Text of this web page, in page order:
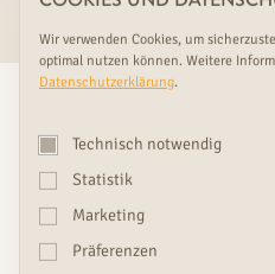
CHAURAUM
Wir verwenden Cookies, um
optimal nutzen können. Weitere
Datenschutzerklärung.
Technisch notwendig
Statistik
Marketing
Präferenzen